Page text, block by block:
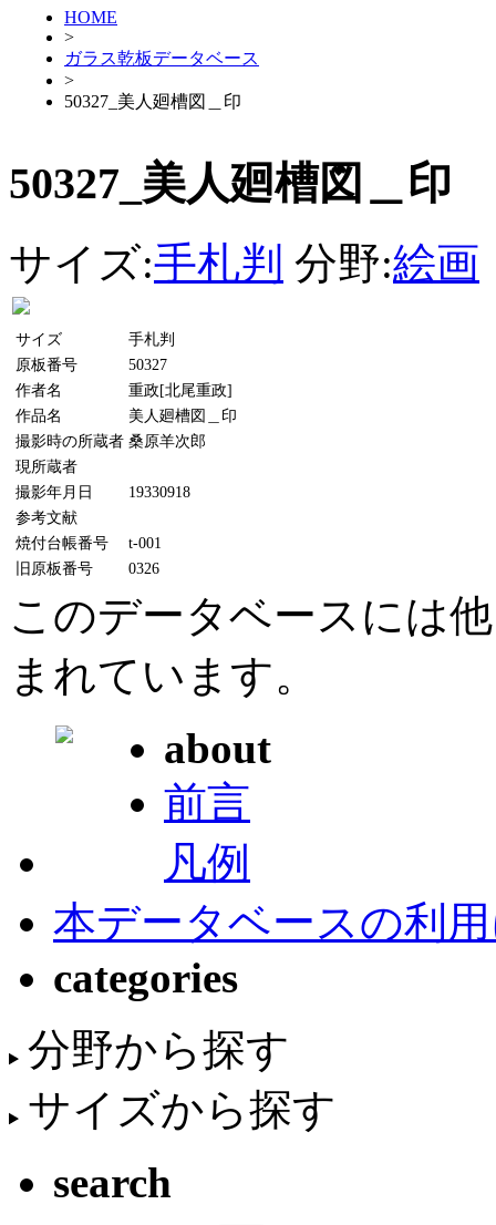
HOME
>
ガラス乾板データベース
>
50327_美人廻槽図＿印
50327_美人廻槽図＿印
サイズ:手札判 分野:絵画
サイズ
手札判
原板番号
50327
作者名
重政[北尾重政]
作品名
美人廻槽図＿印
撮影時の所蔵者 桑原羊次郎
現所蔵者
撮影年月日
19330918
参考文献
焼付台帳番号
t-001
旧原板番号
0326
このデータベースには
まれています。
about
前言
凡例
本データベースの利
categories
分野から探す
サイズから探す
search